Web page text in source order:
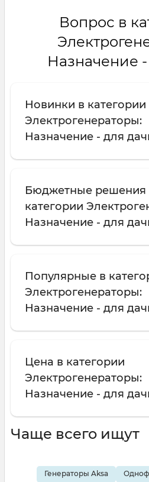
Вопрос в
Назначение
Новинки в категории
Электрогенераторы:
Назначение - для
Бюджетные решения
категории
Назначение - для
Популярные в
Электрогенераторы:
Назначение - для
Цена в категории
Электрогенераторы:
Назначение - для
Чаще всего ищут
Генераторы Aksa